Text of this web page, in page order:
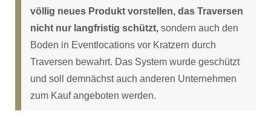
völlig neues Produkt vorstellen, das Traversen
nicht nur langfristig schützt, sondern auch den
Boden in Eventlocations vor Kratzern durch
Traversen bewahrt. Das System wurde geschützt
und soll demnächst auch anderen Unternehmen
zum Kauf angeboten werden.